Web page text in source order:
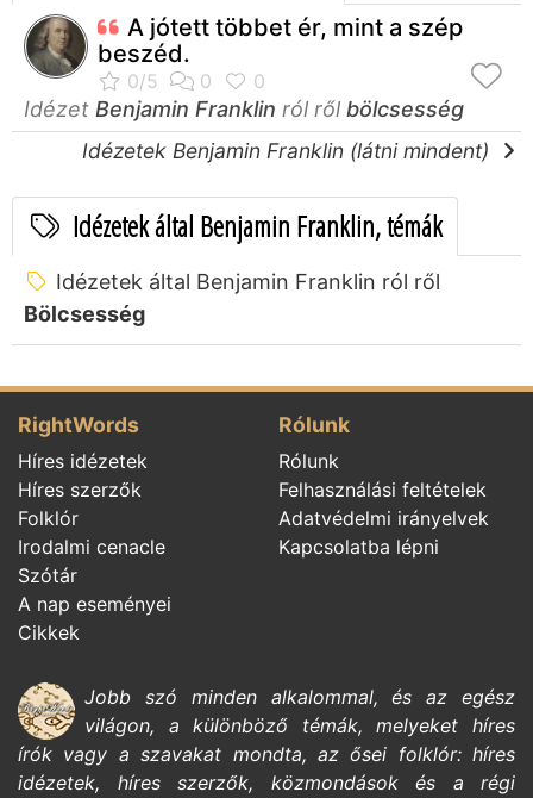
A jótett többet ér, mint a szép
beszéd.
Idézet Benjamin Franklin ról ről bölcsesség
Idézetek Benjamin Franklin (látni mindent)
Idézetek által Benjamin Franklin, témák
Idézetek által Benjamin Franklin ról ről
Bölcsesség
RightWords
Híres idézetek
Híres szerzők
Folklór
Irodalmi cenacle
Szótár
A nap eseményei
Cikkek
Rólunk
Rólunk
Felhasználási feltételek
Adatvédelmi irányelvek
Kapcsolatba lépni
Jobb szó minden alkalommal, és az egész
világon, a különböző témák, melyeket híres
írók vagy a szavakat mondta, az ősei folklór: híres
idézetek,
híres szerzők, közmondások és a régi